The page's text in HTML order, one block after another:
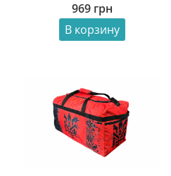
969 грн
В корзину